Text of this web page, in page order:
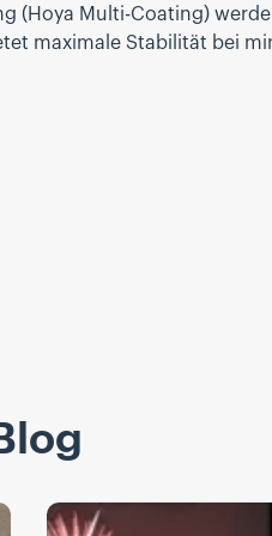
(Hoya Multi-Coating)
maximale Stabilität bei